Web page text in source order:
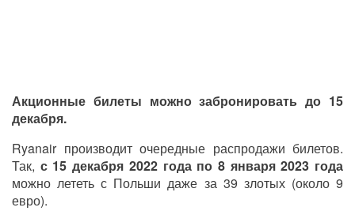
Акционные билеты можно забронировать до 15
декабря.
Ryanair производит очередные распродажи билетов.
Так, с 15 декабря 2022 года по 8 января 2023 года
можно лететь с Польши даже за 39 злотых (около 9
евро).